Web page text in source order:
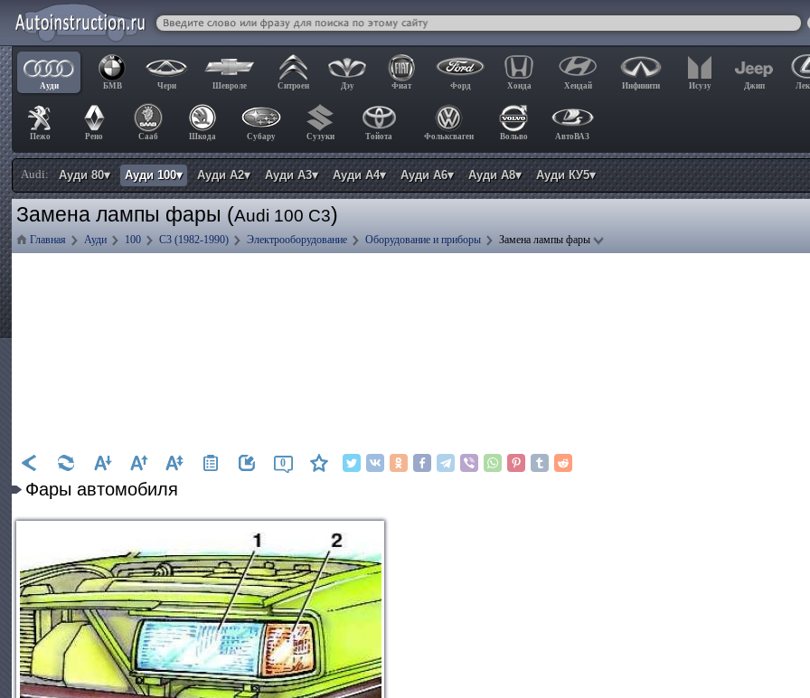
Ауди БМВ Чери Шевроле Ситроен Дэу Фиат Форд Хонда Хендай Инфинити Исузу Джип
Пежо Рено Сааб Шкода Субару Сузуки Тойота Фольксваген Вольво АвтоВАЗ
Audi: Ауди 80▾ Ауди 100▾ Ауди А2▾ Ауди А3▾ Ауди А4▾ Ауди А6▾ Ауди А8▾ Ауди КУ5▾
Замена лампы фары (Audi 100 C3)
Главная Ауди 100 C3 (1982-1990) Электрооборудование Оборудование и приборы Замена лампы фары
0
Фары автомобиля